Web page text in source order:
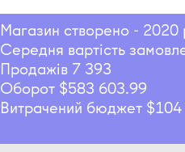
Магазин створено - 2020
Середня вартість
Продажів 7 393
Оборот $583 603.99
Витрачений бюджет